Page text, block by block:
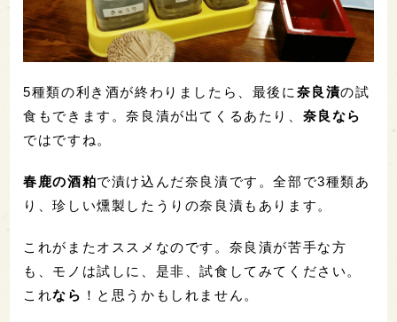
5種類の利き酒が終わりましたら、最後に 奈良漬の試
食もできます。奈良漬が出てくるあたり、 奈良なら
ではですね。
春鹿の酒粕で漬け込んだ奈良漬です。全部で3種類あ
り、珍しい燻製したうりの奈良漬もあります。
これがまたオススメなのです。奈良漬が苦手な方
も、モノは試しに、是非、試食してみてください。
これなら ！と思うかもしれません。